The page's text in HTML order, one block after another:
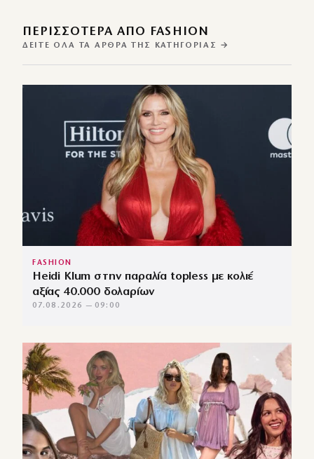
ΠΕΡΙΣΣΌΤΕΡΑ ΑΠΌ FASHION
ΔΕΊΤΕ ΌΛΑ ΤΑ ΆΡΘΡΑ ΤΗΣ ΚΑΤΗΓΟΡΊΑΣ →
FASHION
Heidi Klum στην παραλία topless με κολιέ
αξίας 40.000 δολαρίων
07.08.2026 — 09:00